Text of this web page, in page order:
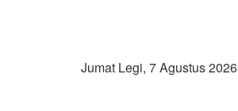
Jumat Legi, 7 Agustus 2026